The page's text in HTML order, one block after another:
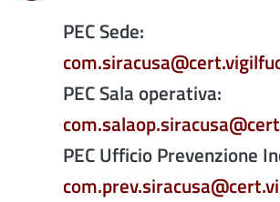
PEC Sede:
PEC Sala operativa:
PEC Ufficio Prevenzione